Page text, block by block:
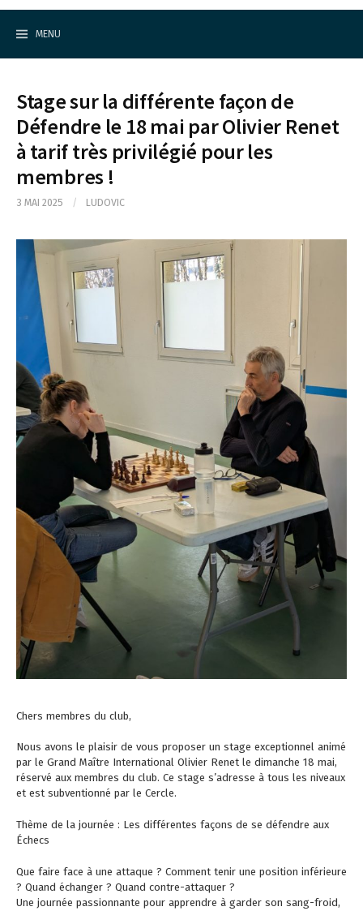
S
MENU
Stage sur la différente façon de
Défendre le 18 mai par Olivier Renet
à tarif très privilégié pour les
membres !
3 MAI 2025 / LUDOVIC
Chers membres du club,
Nous avons le plaisir de vous proposer un stage exceptionnel animé
par le Grand Maître International Olivier Renet le dimanche 18 mai,
réservé aux membres du club. Ce stage s’adresse à tous les niveaux
et est subventionné par le Cercle.
Thème de la journée : Les différentes façons de se défendre aux
Échecs
Que faire face à une attaque ? Comment tenir une position inférieure
? Quand échanger ? Quand contre-attaquer ?
Une journée passionnante pour apprendre à garder son sang-froid,